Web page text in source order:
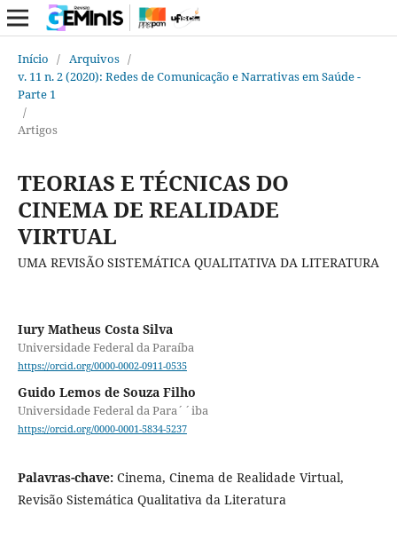
Início / Arquivos /
v. 11 n. 2 (2020): Redes de Comunicação e Narrativas em Saúde -
Parte 1
/
Artigos
TEORIAS E TÉCNICAS DO
CINEMA DE REALIDADE
VIRTUAL
UMA REVISÃO SISTEMÁTICA QUALITATIVA DA LITERATURA
Iury Matheus Costa Silva
Universidade Federal da Paraíba
https://orcid.org/0000-0002-0911-0535
Guido Lemos de Souza Filho
Universidade Federal da Para´´iba
https://orcid.org/0000-0001-5834-5237
Palavras-chave: Cinema, Cinema de Realidade Virtual,
Revisão Sistemática Qualitativa da Literatura